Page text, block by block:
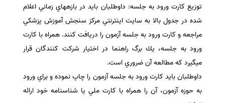
توزيع كارت ورود به جلسه: داوطلبان بايد در بازههاي زماني اعلام
شده در جدول بالا به سايت اينترنتي مركز سنجش آموزش پزشكي
مراجعه و كارت ورود به جلسه آزمون را دريافت كنند. همراه با كارت
ورود به جلسه، يك برگ راهنما در اختيار شركت كنندگان قرار
ميگيرد كه مطالعه آن ضروري است.
داوطلبان بايد كارت ورود به جلسه آزمون را چاپ نموده و براي ورود
به حوزه­ آزمون، آن را همراه با كارت ملي يا شناسنامه­ خود ارائه